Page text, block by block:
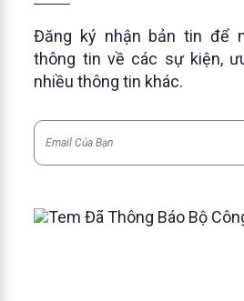
Đăng ký nhận bản tin để
thông tin về các sự kiện,
nhiều thông tin khác.